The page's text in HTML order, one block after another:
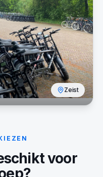
Zeist
voor